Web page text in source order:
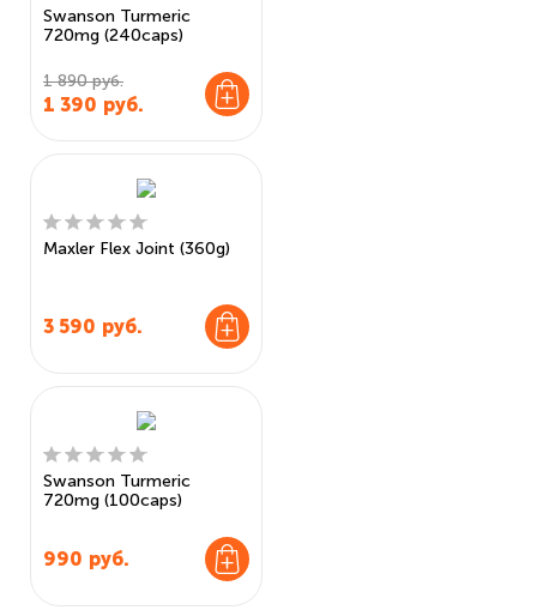
Swanson Turmeric
720mg (240caps)
1 890 руб.
1 390 руб.
Maxler Flex Joint (360g)
3 590 руб.
Swanson Turmeric
720mg (100caps)
990 руб.